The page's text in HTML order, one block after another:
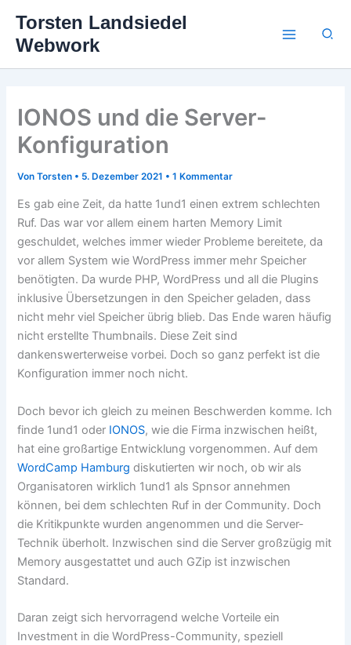
Inhalt
springen
Torsten Landsiedel
Webwork
IONOS und die Server-
Konfiguration
VonTorsten • 5. Dezember 2021 •1 Kommentar
Es gab eine Zeit, da hatte 1und1 einen extrem schlechten
Ruf. Das war vor allem einem harten Memory Limit
geschuldet, welches immer wieder Probleme bereitete, da
vor allem System wie WordPress immer mehr Speicher
benötigten. Da wurde PHP, WordPress und all die Plugins
inklusive Übersetzungen in den Speicher geladen, dass
nicht mehr viel Speicher übrig blieb. Das Ende waren häufig
nicht erstellte Thumbnails. Diese Zeit sind
dankenswerterweise vorbei. Doch so ganz perfekt ist die
Konfiguration immer noch nicht.
Doch bevor ich gleich zu meinen Beschwerden komme. Ich
finde 1und1 oder IONOS, wie die Firma inzwischen heißt,
hat eine großartige Entwicklung vorgenommen. Auf dem
WordCamp Hamburg diskutierten wir noch, ob wir als
Organisatoren wirklich 1und1 als Spnsor annehmen
können, bei dem schlechten Ruf in der Community. Doch
die Kritikpunkte wurden angenommen und die Server-
Technik überholt. Inzwischen sind die Server großzügig mit
Memory ausgestattet und auch GZip ist inzwischen
Standard.
Daran zeigt sich hervorragend welche Vorteile ein
Investment in die WordPress-Community, speziell